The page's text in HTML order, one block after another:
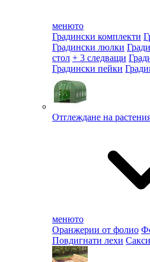
менюто
Градински комплекти
Градински люлки
стол + 3 следващи
Градински пейки
Отглеждане на
менюто
Оранжерии от фолио
Повдигнати лехи